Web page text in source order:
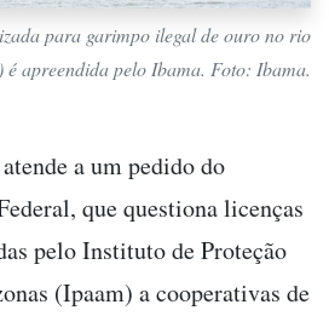
para garimpo ilegal de ouro no rio
apreendida pelo Ibama. Foto: Ibama.
a um pedido do
que questiona licenças
pelo Instituto de Proteção
(Ipaam) a cooperativas de